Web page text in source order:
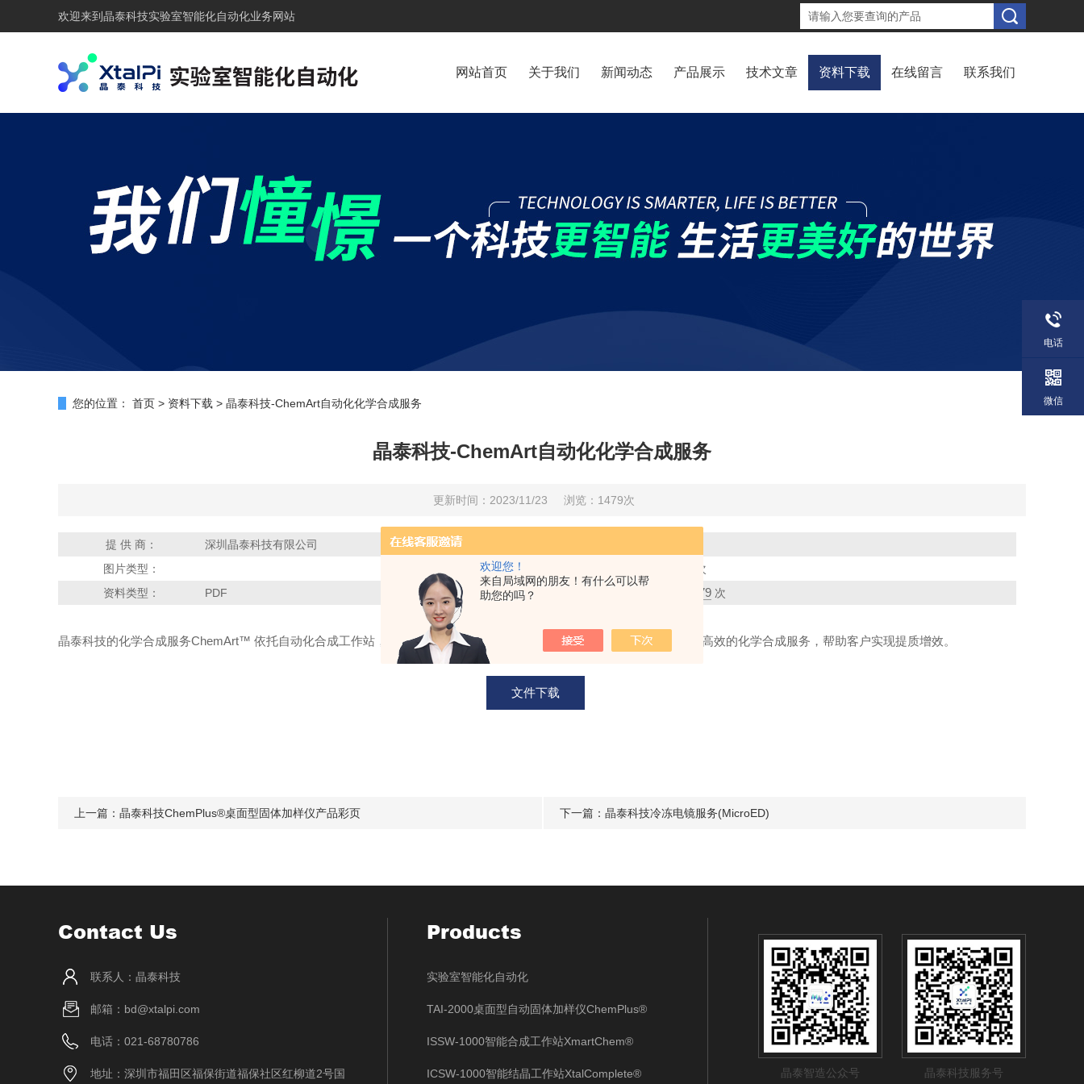
欢迎您！
来自局域网的朋友！有什么可以帮
助您的吗？
欢迎来到 晶泰科技实验室智能化自动化业务网站
网站首页 关于我们 新闻动态 产品展示 技术文章 资料下载 在线留言 联系我们
您的位置： 首页 > 资料下载 > 晶泰科技-ChemArt自动化化学合成服务
晶泰科技-ChemArt自动化化学合成服务
更新时间：2023/11/23 浏览：1479次
提 供 商： 深圳晶泰科技有限公司
图片类型：
次
资料类型：
PDF 1479 次
晶泰科技的化学合成服务ChemArt™ 依托自动化合成工作站，采用人机结合的服务模式，为全球生物医药企业提供专业、高效的化学合成服务，帮助客户实现提质增效。
文件下载
上一篇： 晶泰科技ChemPlus®桌面型固体加样仪产品彩页 下一篇： 晶泰科技冷冻电镜服务(MicroED)
Contact Us
联系人：晶泰科技
邮箱：bd@xtalpi.com
电话：021-68780786
地址：深圳市福田区福保街道福保社区红柳道2号国
Products
实验室智能化自动化
TAI-2000桌面型自动固体加样仪ChemPlus®
ISSW-1000智能合成工作站XmartChem®
ICSW-1000智能结晶工作站XtalComplete® 晶泰科技服务号
晶泰智造公众号
电话
微信